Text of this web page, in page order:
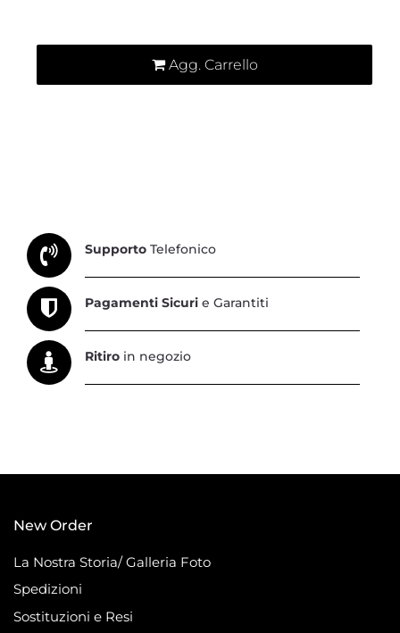
Agg. Carrello
Supporto Telefonico
Pagamenti Sicuri e Garantiti
Ritiro in negozio
New Order
La Nostra Storia/ Galleria Foto
Spedizioni
Sostituzioni e Resi